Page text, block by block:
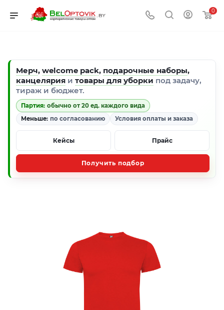
0
Мерч, welcome pack, подарочные наборы,
канцелярия и товары для уборки под задачу,
тираж и бюджет.
Партия: обычно от 20 ед. каждого вида
Меньше: по согласованию Условия оплаты и заказа
Кейсы Прайс
Получить подбор